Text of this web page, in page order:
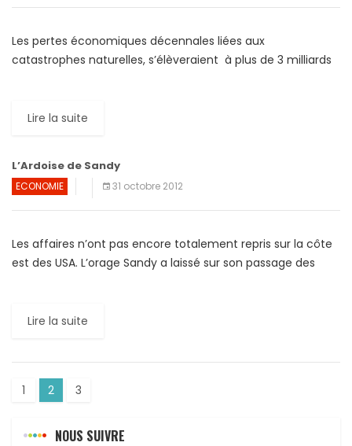
Les pertes économiques décennales liées aux
catastrophes naturelles, s’élèveraient à plus de 3 milliards
Lire la suite
L’Ardoise de Sandy
ECONOMIE 31 octobre 2012
Les affaires n’ont pas encore totalement repris sur la côte
est des USA. L’orage Sandy a laissé sur son passage des
Lire la suite
1 2 3
NOUS SUIVRE